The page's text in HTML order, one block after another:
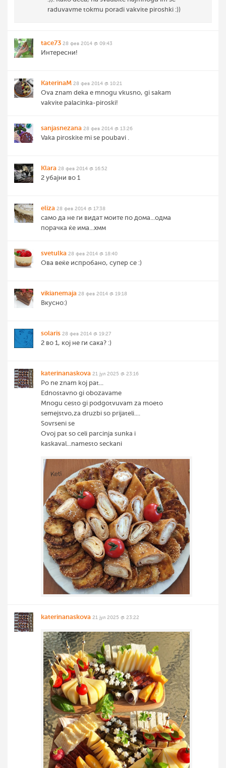
raduvavme tokmu poradi vakvite piroshki :))
tace73 28 фев 2014 @ 09:43
Интересни!
KaterinaM 28 фев 2014 @ 10:21
Ova znam deka e mnogu vkusno, gi sakam
vakvite palacinka-piroski!
sanjasnezana 28 фев 2014 @ 13:26
Vaka piroskite mi se poubavi .
Klara 28 фев 2014 @ 16:52
2 убајни во 1
eliza 28 фев 2014 @ 17:38
само да не ги видат моите по дома...одма
порачка ќе има...хмм
svetulka 28 фев 2014 @ 18:40
Ова веќе испробано, супер се :)
vikianemaja 28 фев 2014 @ 19:18
Вкусно:)
solaris 28 фев 2014 @ 19:27
2 во 1, кој не ги сака? :)
katerinanaskova 21 јул 2025 @ 23:16
Po ne znam koj pat...
Ednostavno gi obozavame
Mnogu cesto gi podgotvuvam za moeto
semejstvo,za druzbi so prijateli....
Sovrseni se
Ovoj pat so celi parcinja sunka i
kaskaval...namesto seckani
katerinanaskova 21 јул 2025 @ 23:22